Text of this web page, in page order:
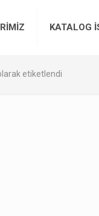
KATALOG
etiketlendi